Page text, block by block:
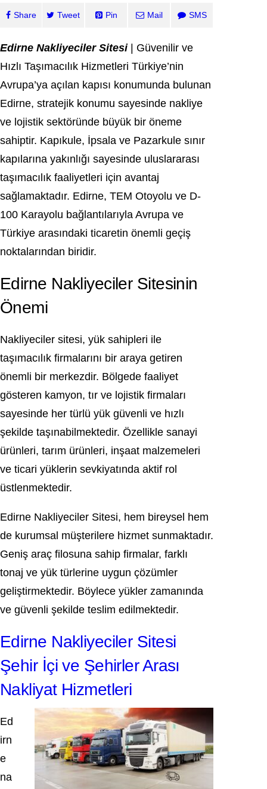
Share Tweet Pin Mail SMS
Edirne Nakliyeciler Sitesi| Güvenilir ve
Hızlı Taşımacılık Hizmetleri Türkiye’nin
Avrupa’ya açılan kapısı konumunda bulunan
Edirne, stratejik konumu sayesinde nakliye
ve lojistik sektöründe büyük bir öneme
sahiptir. Kapıkule, İpsala ve Pazarkule sınır
kapılarına yakınlığı sayesinde uluslararası
taşımacılık faaliyetleri için avantaj
sağlamaktadır. Edirne, TEM Otoyolu ve D-
100 Karayolu bağlantılarıyla Avrupa ve
Türkiye arasındaki ticaretin önemli geçiş
noktalarından biridir.
Edirne Nakliyeciler Sitesinin
Önemi
Nakliyeciler sitesi, yük sahipleri ile
taşımacılık firmalarını bir araya getiren
önemli bir merkezdir. Bölgede faaliyet
gösteren kamyon, tır ve lojistik firmaları
sayesinde her türlü yük güvenli ve hızlı
şekilde taşınabilmektedir. Özellikle sanayi
ürünleri, tarım ürünleri, inşaat malzemeleri
ve ticari yüklerin sevkiyatında aktif rol
üstlenmektedir.
Edirne Nakliyeciler Sitesi, hem bireysel hem
de kurumsal müşterilere hizmet sunmaktadır.
Geniş araç filosuna sahip firmalar, farklı
tonaj ve yük türlerine uygun çözümler
geliştirmektedir. Böylece yükler zamanında
ve güvenli şekilde teslim edilmektedir.
Edirne Nakliyeciler Sitesi
Şehir İçi ve Şehirler Arası
Nakliyat Hizmetleri
Ed
irn
e
na